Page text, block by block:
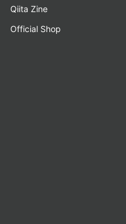
Qiita Zine
Official Shop